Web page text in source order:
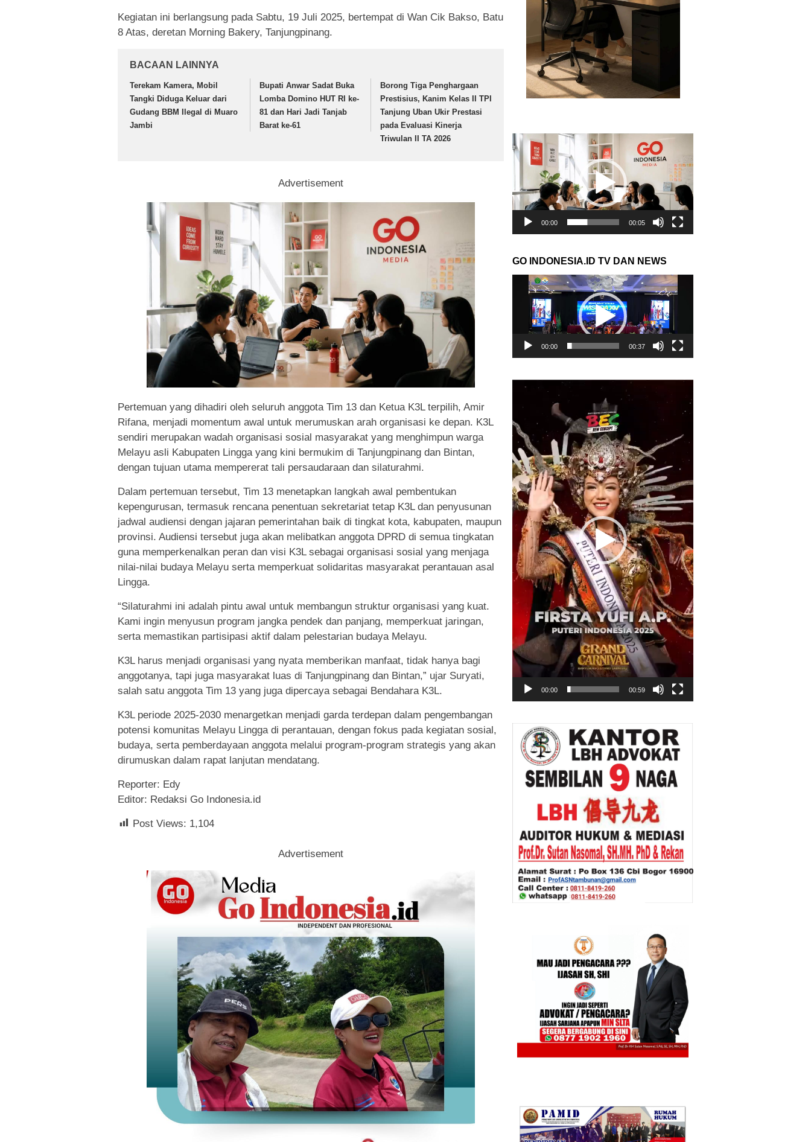
Kegiatan ini berlangsung pada Sabtu, 19 Juli 2025, bertempat di Wan Cik Bakso, Batu
8 Atas, deretan Morning Bakery, Tanjungpinang.
BACAAN LAINNYA
Terekam Kamera, Mobil
Tangki Diduga Keluar dari
Gudang BBM Ilegal di Muaro
Jambi
Bupati Anwar Sadat Buka
Lomba Domino HUT RI ke-
81 dan Hari Jadi Tanjab
Barat ke-61
Borong Tiga Penghargaan
Prestisius, Kanim Kelas II TPI
Tanjung Uban Ukir Prestasi
pada Evaluasi Kinerja
Triwulan II TA 2026
Advertisement
Pertemuan yang dihadiri oleh seluruh anggota Tim 13 dan Ketua K3L terpilih, Amir
Rifana, menjadi momentum awal untuk merumuskan arah organisasi ke depan. K3L
sendiri merupakan wadah organisasi sosial masyarakat yang menghimpun warga
Melayu asli Kabupaten Lingga yang kini bermukim di Tanjungpinang dan Bintan,
dengan tujuan utama mempererat tali persaudaraan dan silaturahmi.
Dalam pertemuan tersebut, Tim 13 menetapkan langkah awal pembentukan
kepengurusan, termasuk rencana penentuan sekretariat tetap K3L dan penyusunan
jadwal audiensi dengan jajaran pemerintahan baik di tingkat kota, kabupaten, maupun
provinsi. Audiensi tersebut juga akan melibatkan anggota DPRD di semua tingkatan
guna memperkenalkan peran dan visi K3L sebagai organisasi sosial yang menjaga
nilai-nilai budaya Melayu serta memperkuat solidaritas masyarakat perantauan asal
Lingga.
“Silaturahmi ini adalah pintu awal untuk membangun struktur organisasi yang kuat.
Kami ingin menyusun program jangka pendek dan panjang, memperkuat jaringan,
serta memastikan partisipasi aktif dalam pelestarian budaya Melayu.
K3L harus menjadi organisasi yang nyata memberikan manfaat, tidak hanya bagi
anggotanya, tapi juga masyarakat luas di Tanjungpinang dan Bintan,” ujar Suryati,
salah satu anggota Tim 13 yang juga dipercaya sebagai Bendahara K3L.
K3L periode 2025-2030 menargetkan menjadi garda terdepan dalam pengembangan
potensi komunitas Melayu Lingga di perantauan, dengan fokus pada kegiatan sosial,
budaya, serta pemberdayaan anggota melalui program-program strategis yang akan
dirumuskan dalam rapat lanjutan mendatang.
Reporter: Edy
Editor: Redaksi Go Indonesia.id
Post Views: 1,104
Advertisement
Pemutar
Video
00:00 00:05
GO INDONESIA.ID TV DAN NEWS
Pemutar
Video
00:00 00:37
Pemutar
00:00 00:59